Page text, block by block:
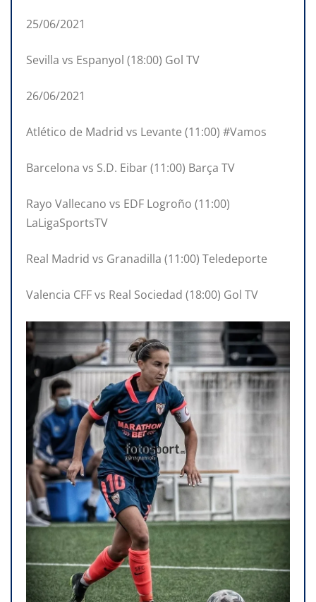
25/06/2021
Sevilla vs Espanyol (18:00) Gol TV
26/06/2021
Atlético de Madrid vs Levante (11:00) #Vamos
Barcelona vs S.D. Eibar (11:00) Barça TV
Rayo Vallecano vs EDF Logroño (11:00)
LaLigaSportsTV
Real Madrid vs Granadilla (11:00) Teledeporte
Valencia CFF vs Real Sociedad (18:00) Gol TV